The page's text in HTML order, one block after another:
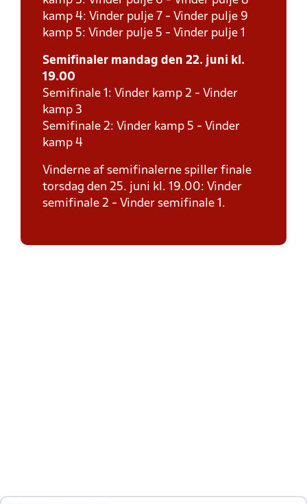
kamp 4: Vinder pulje 7 - Vinder pulje 9
kamp 5: Vinder pulje 5 - Vinder pulje 1
Semifinaler mandag den 22. juni kl.
19.00
Semifinale 1: Vinder kamp 2 - Vinder
kamp 3
Semifinale 2: Vinder kamp 5 - Vinder
kamp 4
Vinderne af semifinalerne spiller finale
torsdag den 25. juni kl. 19.00: Vinder
semifinale 2 - Vinder semifinale 1.